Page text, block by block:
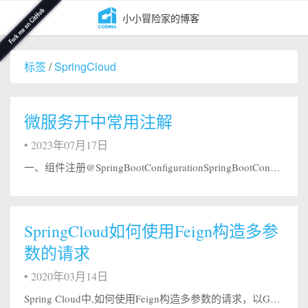
小小冒险家的博客
标签/SpringCloud
微服务开中常用注解
• 2023年07月17日
一、组件注册@SpringBootConfigurationSpringBootConfiguration 是 SpringBoot 项目的配置注解，这也是一个组合注解，SpringBootConfiguration 注解可以用 java 代码的形式实现 Spring 中 xml 配置文件配置的效果，并会将当前类内声明的一个或多个以 @Bean 注解标记的方法的实例纳入到 spring 容器...
SpringCloud如何使用Feign构造多参
数的请求
• 2020年03月14日
Spring Cloud中,如何使用Feign构造多参数的请求，以GET及POST请求为例讲解，其他方式（例如DELETE、PUT等）的请求原理相通，读者可自行研究。 GET请求多参数的URL假设需请求的URL包含多个参数，例如http://microservice-provider-user/get?id=1&amp;username=张三 ，该如何使用Feign构造呢？ 我们知道，Spr...